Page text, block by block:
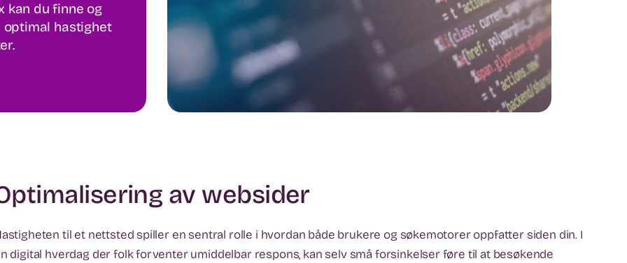
kan du finne og
hastighet
av websider
til et nettsted spiller en sentral rolle i hvordan både brukere og søkemotorer oppfatter siden din. I
digital hverdag der folk forventer umiddelbar respons, kan selv små forsinkelser føre til at besøkende